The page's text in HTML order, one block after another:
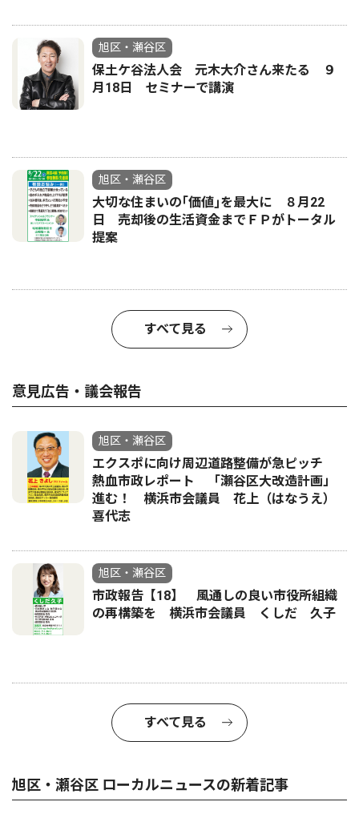
旭区・瀬谷区
保土ケ谷法人会 元木大介さん来たる ９
月18日 セミナーで講演
旭区・瀬谷区
大切な住まいの｢価値｣を最大に ８月22
日 売却後の生活資金までＦＰがトータル
提案
すべて見る
意見広告・議会報告
旭区・瀬谷区
エクスポに向け周辺道路整備が急ピッチ
熱血市政レポート 「瀬谷区大改造計画」
進む！ 横浜市会議員 花上（はなうえ）
喜代志
旭区・瀬谷区
市政報告【18】 風通しの良い市役所組織
の再構築を 横浜市会議員 くしだ 久子
すべて見る
旭区・瀬谷区 ローカルニュースの新着記事